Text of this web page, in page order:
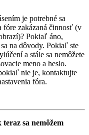
je potrebné sa
zakázaná činnosť (v
Pokiaľ áno,
na dôvody. Pokiaľ ste
a stále sa nemôžete
meno a heslo.
nie je, kontaktujte
fóra.
sa nemôžem